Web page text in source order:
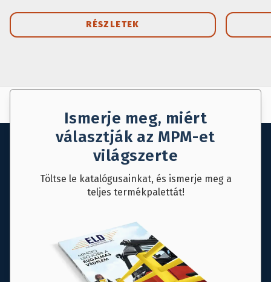
RÉSZLETEK
Ismerje meg, miért
választják az MPM-et
világszerte
Töltse le katalógusainkat, és ismerje meg a
teljes termékpalettát!